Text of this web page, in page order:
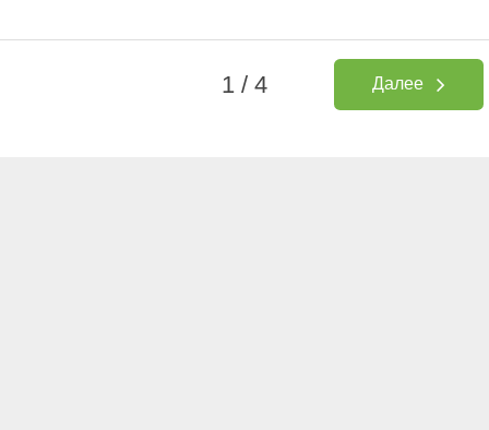
1 / 4 Далее